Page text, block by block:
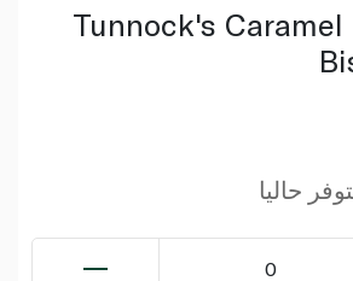
Tunnock's Caramel
حاليا
0